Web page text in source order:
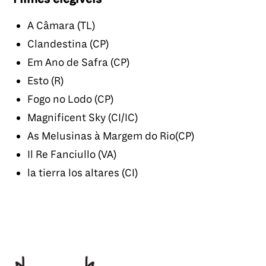
A Câmara (TL)
Clandestina (CP)
Em Ano de Safra (CP)
Esto (R)
Fogo no Lodo (CP)
Magnificent Sky (CI/IC)
As Melusinas à Margem do Rio(CP)
Il Re Fanciullo (VA)
la tierra los altares (CI)